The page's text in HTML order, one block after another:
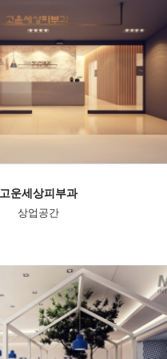
고운세상피부과
상업공간